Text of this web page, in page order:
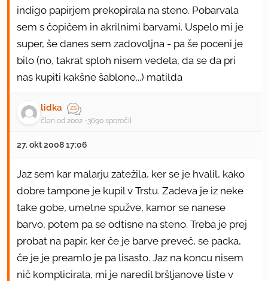
indigo papirjem prekopirala na steno. Pobarvala
sem s čopičem in akrilnimi barvami. Uspelo mi je
super, še danes sem zadovoljna - pa še poceni je
bilo (no, takrat sploh nisem vedela, da se da pri
nas kupiti kakšne šablone...) matilda
lidka
član od 2002 3690 sporočil
27. okt 2008 17:06
Jaz sem kar malarju zatežila, ker se je hvalil, kako
dobre tampone je kupil v Trstu. Zadeva je iz neke
take gobe, umetne spužve, kamor se nanese
barvo, potem pa se odtisne na steno. Treba je prej
probat na papir, ker če je barve preveč, se packa,
če je je preamlo je pa lisasto. Jaz na koncu nisem
nič komplicirala, mi je naredil bršljanove liste v